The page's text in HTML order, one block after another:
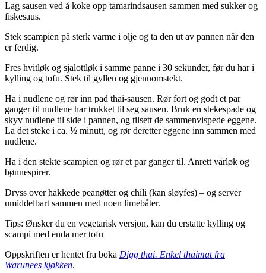
Lag sausen ved å koke opp tamarindsausen sammen med sukker og
fiskesaus.
Stek scampien på sterk varme i olje og ta den ut av pannen når den
er ferdig.
Fres hvitløk og sjalottløk i samme panne i 30 sekunder, før du har i
kylling og tofu. Stek til gyllen og gjennomstekt.
Ha i nudlene og rør inn pad thai-sausen. Rør fort og godt et par
ganger til nudlene har trukket til seg sausen. Bruk en stekespade og
skyv nudlene til side i pannen, og tilsett de sammenvispede eggene.
La det steke i ca. ½ minutt, og rør deretter eggene inn sammen med
nudlene.
Ha i den stekte scampien og rør et par ganger til. Anrett vårløk og
bønnespirer.
Dryss over hakkede peanøtter og chili (kan sløyfes) – og server
umiddelbart sammen med noen limebåter.
Tips: Ønsker du en vegetarisk versjon, kan du erstatte kylling og
scampi med enda mer tofu
Oppskriften er hentet fra boka Digg thai. Enkel thaimat fra
Warunees kjøkken.